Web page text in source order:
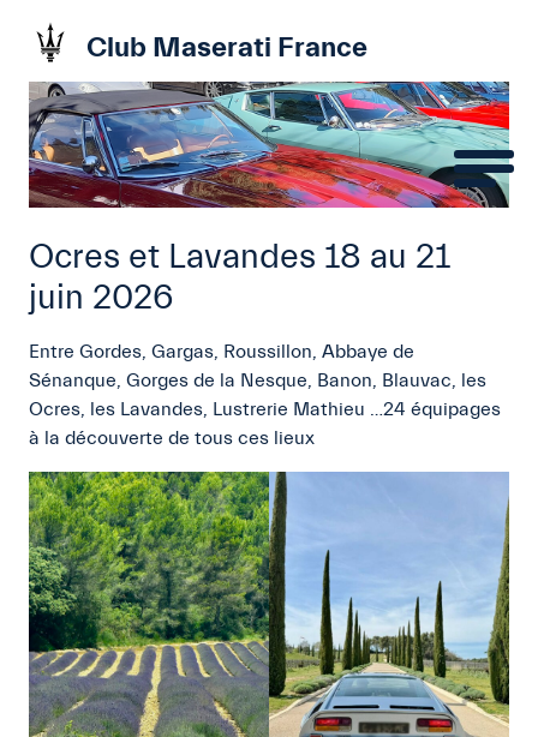
Club Maserati France
Ocres et Lavandes 18 au 21
juin 2026
Entre Gordes, Gargas, Roussillon, Abbaye de
Sénanque, Gorges de la Nesque, Banon, Blauvac, les
Ocres, les Lavandes, Lustrerie Mathieu …24 équipages
à la découverte de tous ces lieux